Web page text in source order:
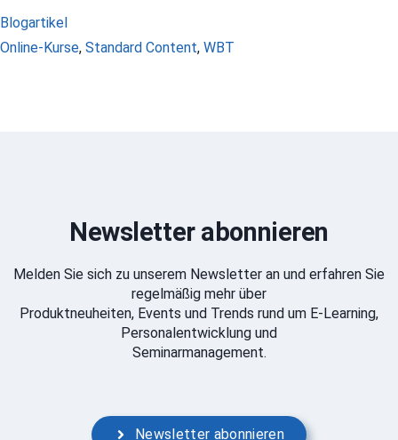
Kategorien
Blogartikel
Schlagwörter
Online-Kurse, Standard Content, WBT
Newsletter abonnieren
Melden Sie sich zu unserem Newsletter an und erfahren Sie
regelmäßig mehr über
Produktneuheiten, Events und Trends rund um E-Learning,
Personalentwicklung und
Seminarmanagement.
Newsletter abonnieren